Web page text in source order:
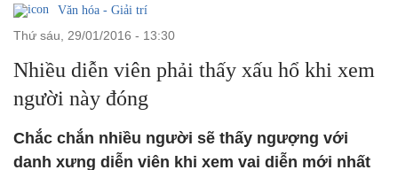
Văn hóa - Giải trí
thứ sáu, 29/01/2016 - 13:30
Nhiều diễn viên phải thấy xấu hổ khi xem
người này đóng
Chắc chắn nhiều người sẽ thấy ngượng với
danh xưng diễn viên khi xem vai diễn mới nhất